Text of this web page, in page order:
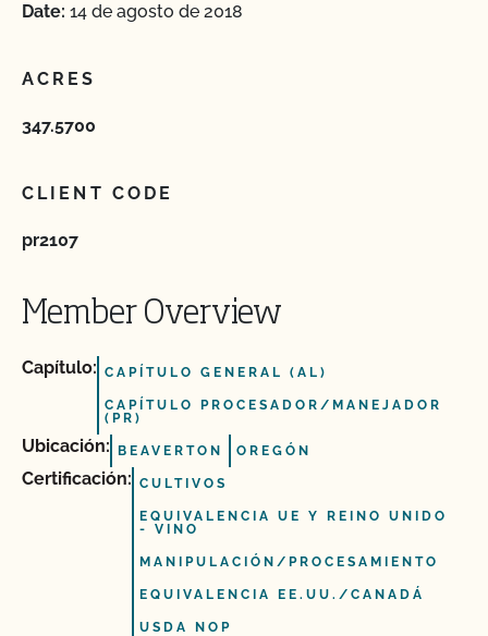
Date: 14 de agosto de 2018
ACRES
347.5700
CLIENT CODE
pr2107
Member Overview
Capítulo: CAPÍTULO GENERAL (AL)
CAPÍTULO PROCESADOR/MANEJADOR
(PR)
Ubicación: BEAVERTON OREGÓN
Certificación: CULTIVOS
EQUIVALENCIA UE Y REINO UNIDO
- VINO
MANIPULACIÓN/PROCESAMIENTO
EQUIVALENCIA EE.UU./CANADÁ
USDA NOP